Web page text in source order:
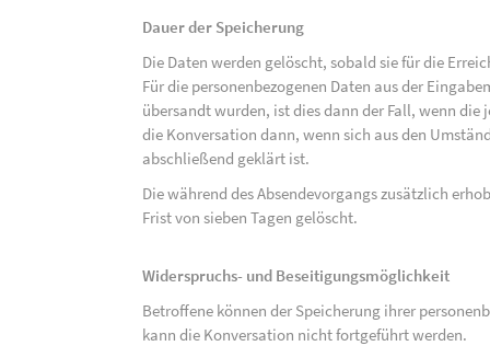
Dauer der Speicherung
Die Daten werden gelöscht, sobald sie für die
Für die personenbezogenen Daten aus der
übersandt wurden, ist dies dann der Fall, wenn
die Konversation dann, wenn sich aus den
abschließend geklärt ist.
Die während des Absendevorgangs zusätzlich
Frist von sieben Tagen gelöscht.
Widerspruchs- und Beseitigungsmöglichkeit
Betroffene können der Speicherung ihrer
kann die Konversation nicht fortgeführt werden.